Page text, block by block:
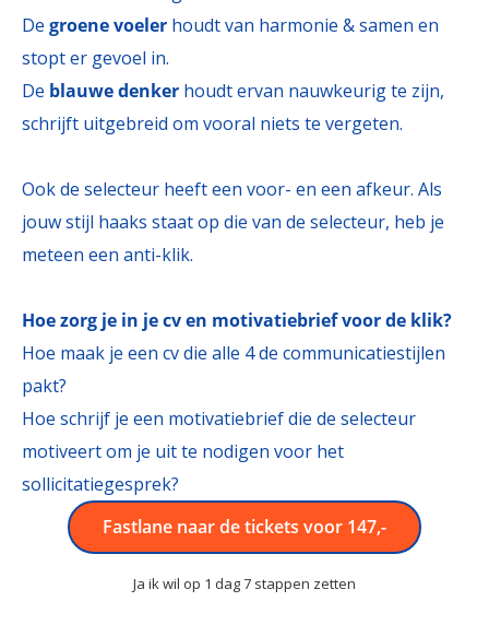
De groene voeler houdt van harmonie & samen en
stopt er gevoel in.
De blauwe denker houdt ervan nauwkeurig te zijn,
schrijft uitgebreid om vooral niets te vergeten.
Ook de selecteur heeft een voor- en een afkeur. Als
jouw stijl haaks staat op die van de selecteur, heb je
meteen een anti-klik.
Hoe zorg je in je cv en motivatiebrief voor de klik?
Hoe maak je een cv die alle 4 de communicatiestijlen
pakt?
Hoe schrijf je een motivatiebrief die de selecteur
motiveert om je uit te nodigen voor het
sollicitatiegesprek?
Fastlane naar de tickets voor 147,-
Ja ik wil op 1 dag 7 stappen zetten